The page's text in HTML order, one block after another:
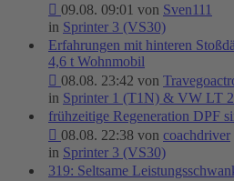
09.08. 09:01 von Sven111
in Sprinter 3 (VS30)
Erfahrungen mit hinteren
4,6 t Wohnmobil
08.08. 23:42 von
in Sprinter 1 (T1N) & VW LT 2
frühzeitige Regeneration DPF
08.08. 22:38 von coachdriver
in Sprinter 3 (VS30)
319: Seltsame